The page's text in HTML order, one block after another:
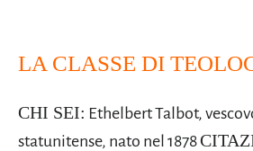
LA CLASSE DI
CHI SEI: Ethelbert Talbot,
statunitense, nato nel 1878